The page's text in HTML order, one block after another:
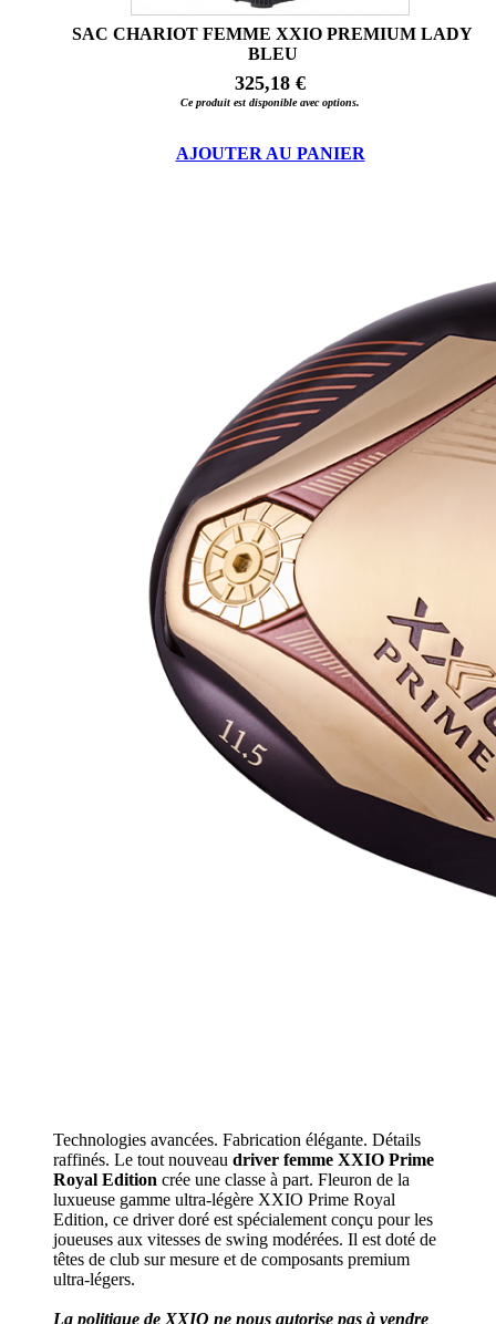
SAC CHARIOT FEMME XXIO PREMIUM LADY
BLEU
325,18 €
Ce produit est disponible avec options.
AJOUTER AU PANIER
Technologies avancées. Fabrication élégante. Détails
raffinés. Le tout nouveau driver femme XXIO Prime
Royal Edition crée une classe à part. Fleuron de la
luxueuse gamme ultra-légère XXIO Prime Royal
Edition, ce driver doré est spécialement conçu pour les
joueuses aux vitesses de swing modérées. Il est doté de
têtes de club sur mesure et de composants premium
ultra-légers.
La politique de XXIO ne nous autorise pas à vendre